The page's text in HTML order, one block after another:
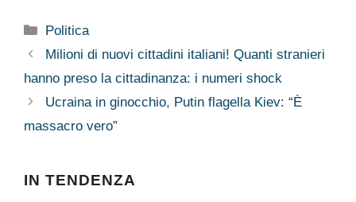
Categorie
Politica
Milioni di nuovi cittadini italiani! Quanti stranieri
hanno preso la cittadinanza: i numeri shock
Ucraina in ginocchio, Putin flagella Kiev: “È
massacro vero”
IN TENDENZA